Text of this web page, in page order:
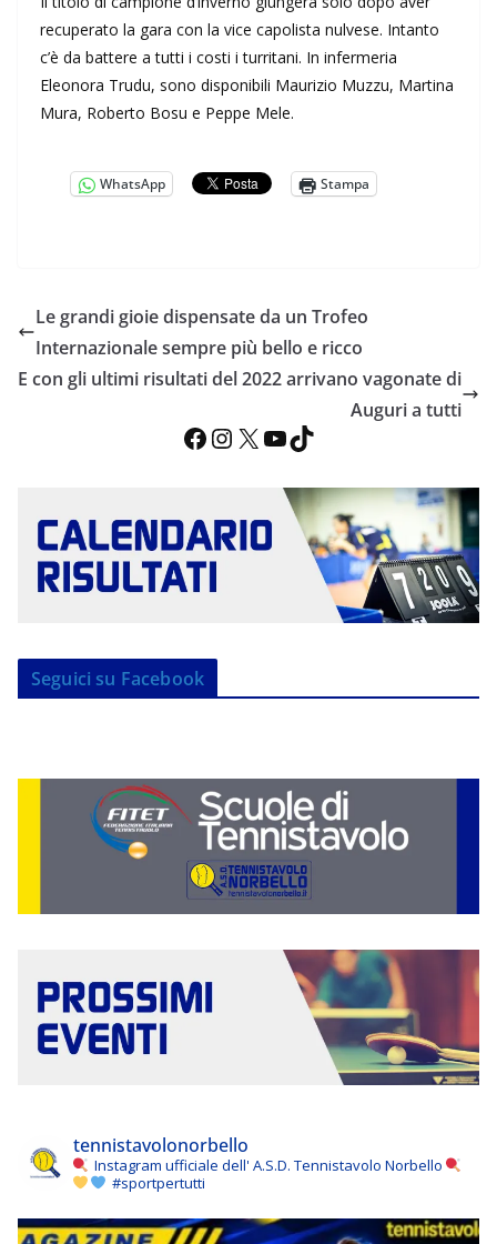
recuperato la gara con la vice capolista nulvese. Intanto
c’è da battere a tutti i costi i turritani. In infermeria
Eleonora Trudu, sono disponibili Maurizio Muzzu, Martina
Mura, Roberto Bosu e Peppe Mele.
WhatsApp Stampa
Le grandi gioie dispensate da un Trofeo
Internazionale sempre più bello e ricco
E con gli ultimi risultati del 2022 arrivano vagonate di
Auguri a tutti
Facebook InstagramX YouTube TikTok
Seguici su Facebook
tennistavolonorbello
Instagram ufficiale dell' A.S.D. Tennistavolo Norbello
#sportpertutti